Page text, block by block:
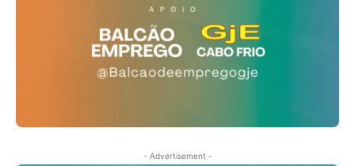
- Advertisement -